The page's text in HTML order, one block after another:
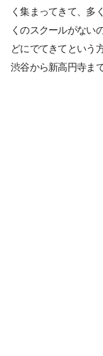
く集まってきて、多
くのスクールがない
どにでてきてという
渋谷から新高円寺ま